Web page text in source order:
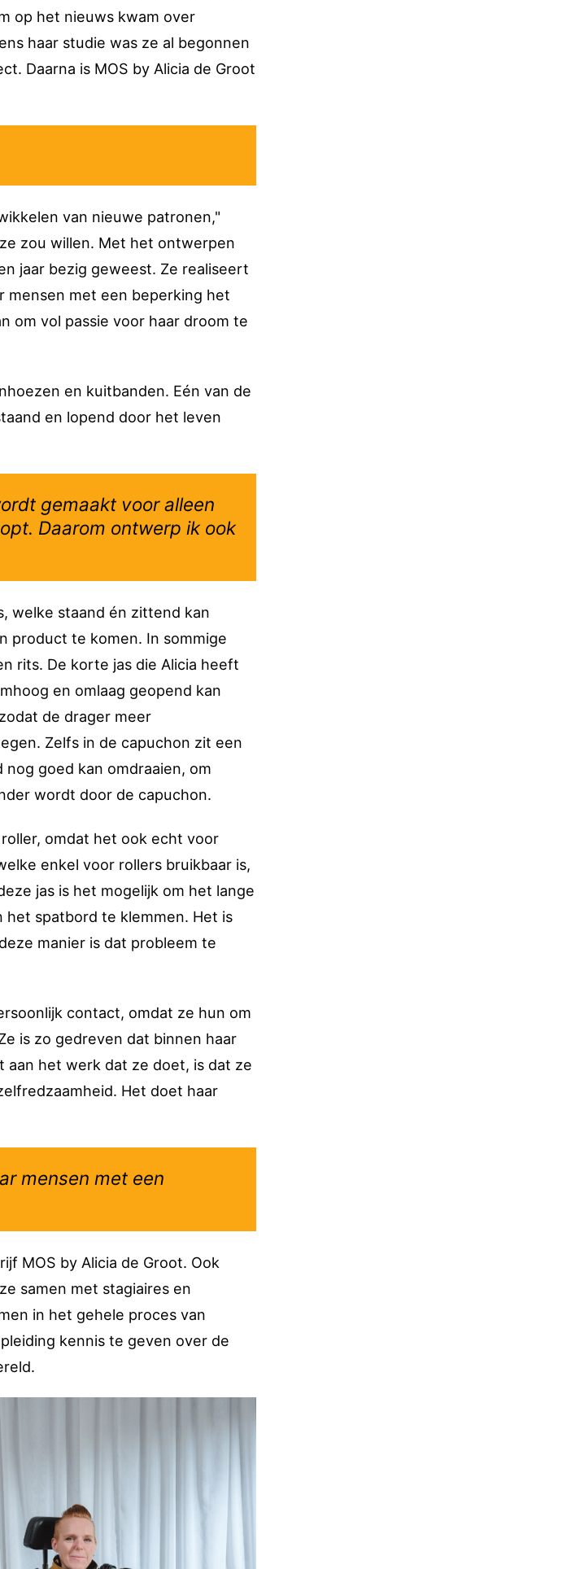
op het nieuws kwam over
haar studie was ze al begonnen
Daarna is MOS by Alicia de Groot
van nieuwe patronen,"
zou willen. Met het ontwerpen
jaar bezig geweest. Ze realiseert
mensen met een beperking het
om vol passie voor haar droom te
en kuitbanden. Eén van de
en lopend door het leven
gemaakt voor alleen
Daarom ontwerp ik ook
welke staand én zittend kan
product te komen. In sommige
rits. De korte jas die Alicia heeft
en omlaag geopend kan
de drager meer
Zelfs in de capuchon zit een
goed kan omdraaien, om
wordt door de capuchon.
omdat het ook echt voor
enkel voor rollers bruikbaar is,
jas is het mogelijk om het lange
het spatbord te klemmen. Het is
manier is dat probleem te
contact, omdat ze hun om
is zo gedreven dat binnen haar
aan het werk dat ze doet, is dat ze
Het doet haar
mensen met een
MOS by Alicia de Groot. Ook
samen met stagiaires en
in het gehele proces van
kennis te geven over de